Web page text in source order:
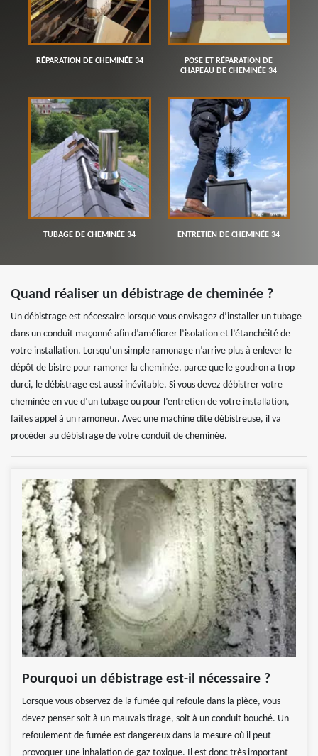
RÉPARATION DE CHEMINÉE 34
POSE ET RÉPARATION DE
CHAPEAU DE CHEMINÉE 34
TUBAGE DE CHEMINÉE 34 ENTRETIEN DE CHEMINÉE 34
Quand réaliser un débistrage de cheminée ?
Un débistrage est nécessaire lorsque vous envisagez d’installer un tubage
dans un conduit maçonné afin d’améliorer l’isolation et l’étanchéité de
votre installation. Lorsqu’un simple ramonage n’arrive plus à enlever le
dépôt de bistre pour ramoner la cheminée, parce que le goudron a trop
durci, le débistrage est aussi inévitable. Si vous devez débistrer votre
cheminée en vue d’un tubage ou pour l’entretien de votre installation,
faites appel à un ramoneur. Avec une machine dite débistreuse, il va
procéder au débistrage de votre conduit de cheminée.
Pourquoi un débistrage est-il nécessaire ?
Lorsque vous observez de la fumée qui refoule dans la pièce, vous
devez penser soit à un mauvais tirage, soit à un conduit bouché. Un
refoulement de fumée est dangereux dans la mesure où il peut
provoquer une inhalation de gaz toxique. Il est donc très important